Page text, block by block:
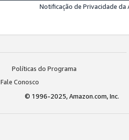
Notificação de Privacidade
Políticas do Programa
Fale Conosco
© 1996-2025, Amazon.com, Inc.